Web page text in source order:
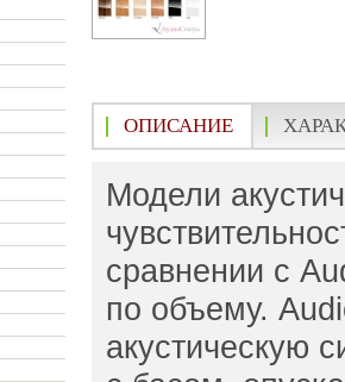
ОПИСАНИЕ
Модели
сравнении с
по объему.
акустическую